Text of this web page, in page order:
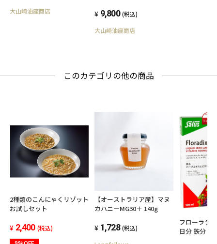
大山崎油座商店
9,800 (税込)
大山崎油座商店
このカテゴリの他の商品
2種類のこんにゃくリゾット
お試しセット
2,400 (税込)
【オーストラリア産】マヌ
カハニーMG30＋ 140g
1,728 (税込)
フローラデ
日分 鉄分ド